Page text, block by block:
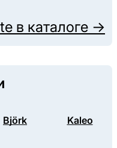
в каталоге →
Björk Kaleo